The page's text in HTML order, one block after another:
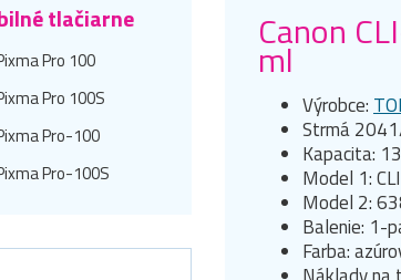
tlačiarne
Pro 100
Pro 100S
Pro-100
Pro-100S
Canon
ml
Výrobce:
Strmá
Kapacita:
Model 1:
Model 2:
Balenie: 1-
Farba: